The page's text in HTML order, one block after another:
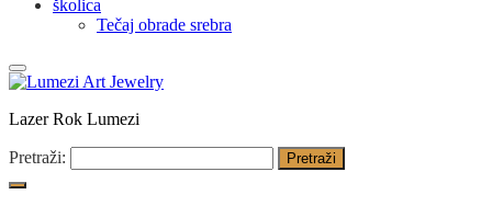
školica
Tečaj obrade srebra
Lazer Rok Lumezi
Pretraži: